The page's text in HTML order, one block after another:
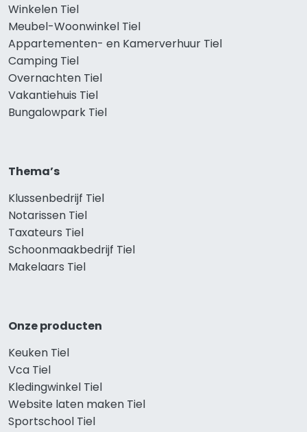
Winkelen Tiel
Meubel-Woonwinkel Tiel
Appartementen- en Kamerverhuur Tiel
Camping Tiel
Overnachten Tiel
Vakantiehuis Tiel
Bungalowpark Tiel
Thema’s
Klussenbedrijf Tiel
Notarissen Tiel
Taxateurs Tiel
Schoonmaakbedrijf Tiel
Makelaars Tiel
Onze producten
Keuken Tiel
Vca Tiel
Kledingwinkel Tiel
Website laten maken Tiel
Sportschool Tiel